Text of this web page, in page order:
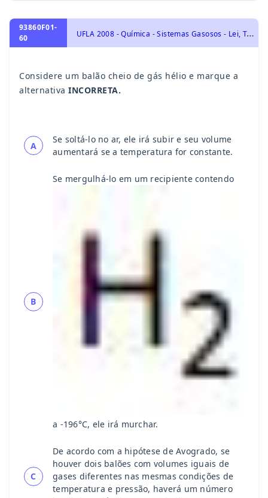
93860F01-
60
U
FLA 2008 - Química - Sistemas Gasosos - Lei, Teoria Cinética, Equação e Mistura dos Gases. Princípio de Avogadro., Transformações Químicas
Considere um balão cheio de gás hélio e marque a
alternativa INCORRETA.
A
Se soltá-lo no ar, ele irá subir e seu volume
aumentará se a temperatura for constante.
B
Se mergulhá-lo em um recipiente contendo
a -196°C, ele irá murchar.
C
De acordo com a hipótese de Avogrado, se
houver dois balões com volumes iguais de
gases diferentes nas mesmas condições de
temperatura e pressão, haverá um número